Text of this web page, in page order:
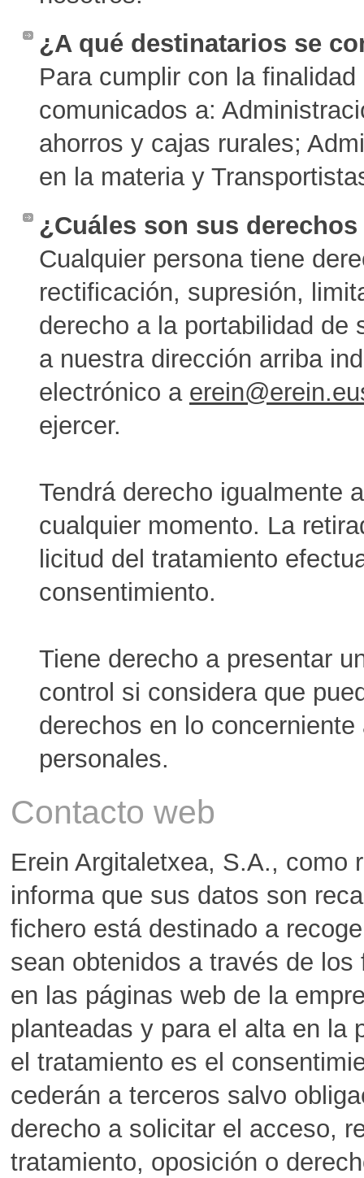
¿A qué destinatarios se
Para cumplir con la
comunicados a:
ahorros y cajas rurales;
en la materia y
¿Cuáles son sus
Cualquier persona tiene
rectificación, supresión,
derecho a la portabilidad de
a nuestra dirección arriba
electrónico a
ejercer.
Tendrá derecho igualmente
cualquier momento. La
licitud del tratamiento
consentimiento.
Tiene derecho a presentar
control si considera que
derechos en lo
personales.
Contacto web
Erein Argitaletxea, S.A., como
informa que sus datos son
fichero está destinado a
sean obtenidos a través de
en las páginas web de la
planteadas y para el alta en la
el tratamiento es el
cederán a terceros salvo
derecho a solicitar el acceso,
tratamiento, oposición o